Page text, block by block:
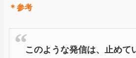
＊参考
このような発信は、止めて